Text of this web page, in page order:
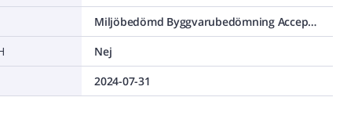
Miljöbedömd Byggvarubedömning Accepteras
Nej
2024-07-31